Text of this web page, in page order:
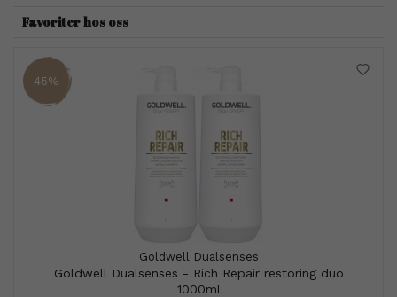
Favoriter hos oss
45%
Goldwell Dualsenses
Goldwell Dualsenses - Rich Repair restoring duo
1000ml